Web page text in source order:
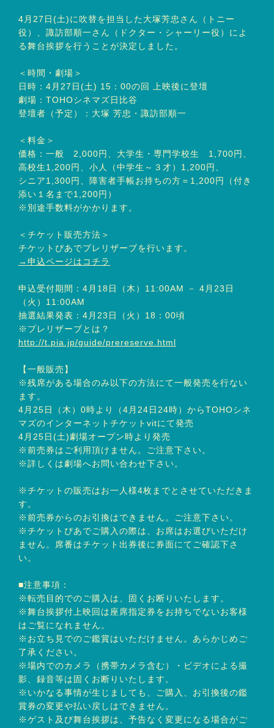
4月27日(土)に吹替を担当した大塚芳忠さん（トニー
役）、諏訪部順一さん（ドクター・シャーリー役）によ
る舞台挨拶を行うことが決定しました。
＜時間・劇場＞
日時：4月27日(土) 15：00の回 上映後に登壇
劇場：TOHOシネマズ日比谷
登壇者（予定）：大塚 芳忠・諏訪部順一
＜料金＞
価格：一般 2,000円、大学生・専門学校生 1,700円、
高校生1,200円、小人（中学生～３才）1,200円、
シニア1,300円、障害者手帳お持ちの方＝1,200円（付き
添い１名まで1,200円）
※別途手数料がかかります。
＜チケット販売方法＞
チケットぴあでプレリザーブを行います。
→申込ページはコチラ
申込受付期間：4月18日（木）11:00AM － 4月23日
（火）11:00AM
抽選結果発表：4月23日（火）18：00頃
※プレリザーブとは？
http://t.pia.jp/guide/prereserve.html
【一般販売】
※残席がある場合のみ以下の方法にて一般発売を行ない
ます。
4月25日（木）0時より（4月24日24時）からTOHOシネ
マズのインターネットチケットvitにて発売
4月25日(土)劇場オープン時より発売
※前売券はご利用頂けません。ご注意下さい。
※詳しくは劇場へお問い合わせ下さい。
※チケットの販売はお一人様4枚までとさせていただきま
す。
※前売券からのお引換はできません。ご注意下さい。
※チケットぴあでご購入の際は、お席はお選びいただけ
ません。席番はチケット出券後に券面にてご確認下さ
い。
■注意事項：
※転売目的でのご購入は、固くお断りいたします。
※舞台挨拶付上映回は座席指定券をお持ちでないお客様
はご覧になれません。
※お立ち見でのご鑑賞はいただけません。あらかじめご
了承ください。
※場内でのカメラ（携帯カメラ含む）・ビデオによる撮
影、録音等は固くお断りいたします。
※いかなる事情が生じましても、ご購入、お引換後の鑑
賞券の変更や払い戻しはできません。
※ゲスト及び舞台挨拶は、予告なく変更になる場合がご